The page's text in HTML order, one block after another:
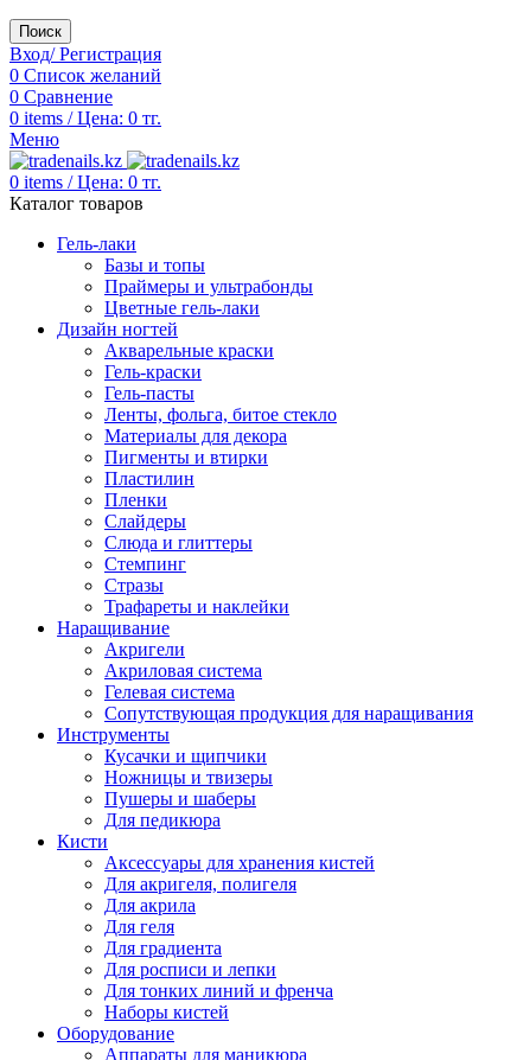
Поиск
Вход/ Регистрация
0 Список желаний
0 Сравнение
0 items / Цена: 0 тг.
Меню
0 items / Цена: 0 тг.
Каталог товаров
Гель-лаки
Базы и топы
Праймеры и ультрабонды
Цветные гель-лаки
Дизайн ногтей
Акварельные краски
Гель-краски
Гель-пасты
Ленты, фольга, битое стекло
Материалы для декора
Пигменты и втирки
Пластилин
Пленки
Слайдеры
Слюда и глиттеры
Стемпинг
Стразы
Трафареты и наклейки
Наращивание
Акригели
Акриловая система
Гелевая система
Сопутствующая продукция для наращивания
Инструменты
Кусачки и щипчики
Ножницы и твизеры
Пушеры и шаберы
Для педикюра
Кисти
Аксессуары для хранения кистей
Для акригеля, полигеля
Для акрила
Для геля
Для градиента
Для росписи и лепки
Для тонких линий и френча
Наборы кистей
Оборудование
Аппараты для маникюра